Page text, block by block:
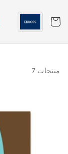
عربه
7 منتجات